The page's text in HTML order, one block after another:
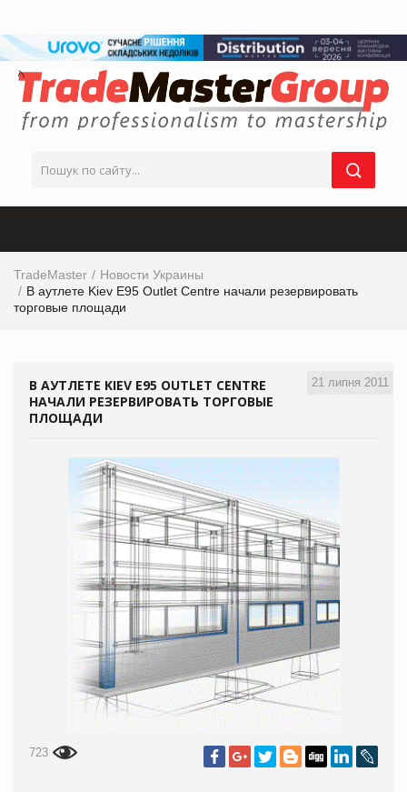
TradeMaster
Новости Украины
В аутлете Kiev E95 Outlet Centre начали резервировать
торговые площади
21 липня 2011
В АУТЛЕТЕ KIEV E95 OUTLET CENTRE
НАЧАЛИ РЕЗЕРВИРОВАТЬ ТОРГОВЫЕ
ПЛОЩАДИ
723